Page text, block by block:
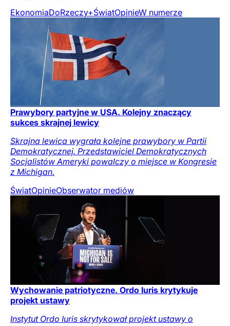
EkonomiaDoRzeczy+ŚwiatOpinieW numerze
Prawybory partyjne w USA. Kolejny znaczący
sukces skrajnej lewicy
Skrajna lewica wygrała kolejne prawybory w Partii
Demokratycznej. Przedstawiciel Demokratycznych
Socjalistów Ameryki powalczy o miejsce w Kongresie
z Michigan.
ŚwiatOpinieObserwator mediów
Wychowanie patriotyczne. Ordo Iuris krytykuje
projekt ustawy
Instytut Ordo Iuris skrytykował projekt ustawy o